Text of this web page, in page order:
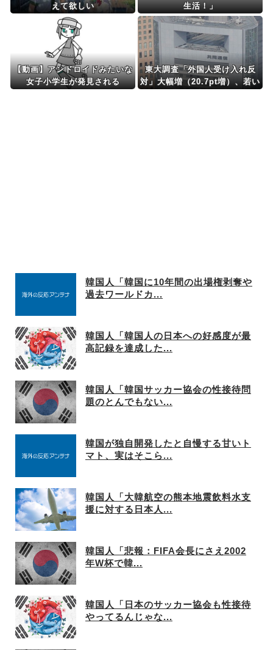
えて欲しい
生活！」
【動画】アンドロイドみたいな
女子小学生が発見される
東大調査「外国人受け入れ反
対」大幅増（20.7pt増）、若い
韓国人「韓国に10年間の出場権剥奪や
過去ワールドカ...
韓国人「韓国人の日本への好感度が最
高記録を達成した...
韓国人「韓国サッカー協会の性接待問
題のとんでもない...
韓国が独自開発したと自慢する甘いト
マト、実はそこら...
韓国人「大韓航空の熊本地震飲料水支
援に対する日本人...
韓国人「悲報：FIFA会長にさえ2002
年W杯で韓...
韓国人「日本のサッカー協会も性接待
やってるんじゃな...